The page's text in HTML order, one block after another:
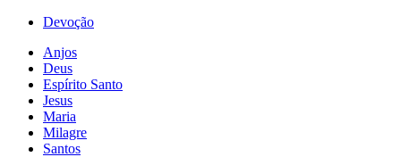
Devoção
Anjos
Deus
Espírito Santo
Jesus
Maria
Milagre
Santos